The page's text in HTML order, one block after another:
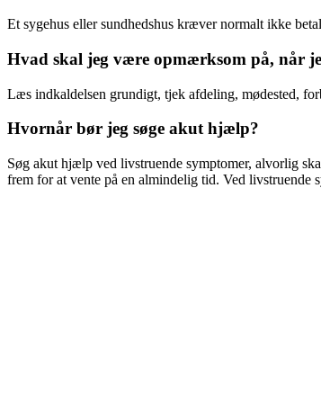
Et sygehus eller sundhedshus kræver normalt ikke
Hvad skal jeg være opmærksom på, når
Læs indkaldelsen grundigt, tjek afdeling, mødested,
Hvornår bør jeg søge akut hjælp?
Søg akut hjælp ved livstruende symptomer, alvorlig
frem for at vente på en almindelig tid. Ved livstruende